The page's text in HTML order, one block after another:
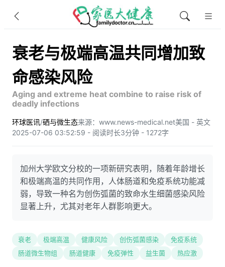
衰老与极端高温共同增加致
命感染风险
Aging and extreme heat combine to raise risk of
deadly infections
环球医讯/硒与微生态来源：www.news-medical.net美国 - 英文
2025-07-06 03:52:59 - 阅读时长3分钟 - 1272字
加州大学欧文分校的一项新研究表明，随着年龄增长
和极端高温的共同作用，人体肠道和免疫系统功能减
弱，导致一种名为创伤弧菌的致命水生细菌感染风险
显著上升，尤其对老年人群影响更大。
衰老 极端高温 健康风险 创伤弧菌感染
免疫系统
肠道微生物组
肠道健康 免疫弹性 益生菌 热应激